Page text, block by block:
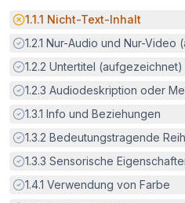
Potenzielle Barriere:
1.1.1 Nicht-Text-Inhalt
Erfüllt:
1.2.1 Nur-Audio und Nur-Video
Erfüllt:
1.2.2 Untertitel (aufgezeichnet)
Erfüllt:
1.2.3 Audiodeskription oder
Erfüllt:
1.3.1 Info und Beziehungen
Erfüllt:
1.3.2 Bedeutungstragende
Erfüllt:
1.3.3 Sensorische
Erfüllt:
1.4.1 Verwendung von Farbe